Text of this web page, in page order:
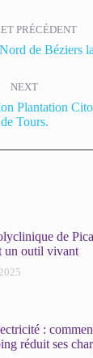
PRÉCÉDENT
de Béziers
NEXT
Plantation
de Tours.
de
un outil vivant
:
réduit ses